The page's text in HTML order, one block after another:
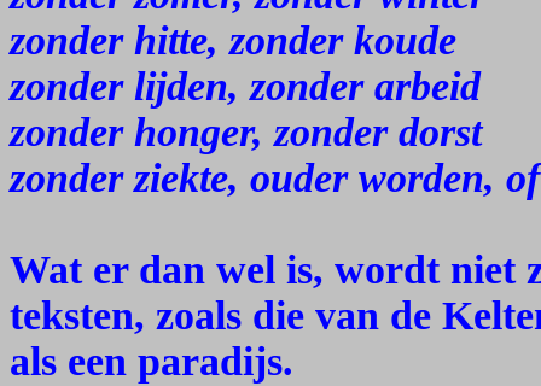
zonder hitte, zonder koude
zonder lijden, zonder arbeid
zonder honger, zonder dorst
zonder ziekte, ouder worden,
Wat er dan wel is, wordt niet
teksten, zoals die van de
als een paradijs.